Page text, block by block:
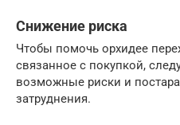
Снижение риска
Чтобы помочь орхидее
связанное с покупкой,
возможные риски и
затруднения.